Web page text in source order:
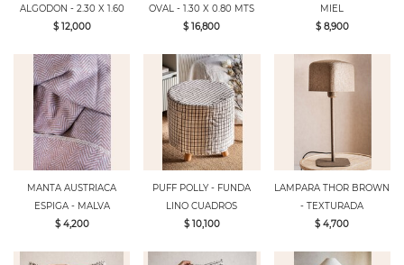
ALGODON - 2.30 X 1.60
$ 12,000
OVAL - 1.30 X 0.80 MTS
$ 16,800
MIEL
$ 8,900
MANTA AUSTRIACA
ESPIGA - MALVA
$ 4,200
PUFF POLLY - FUNDA
LINO CUADROS
$ 10,100
LAMPARA THOR BROWN
- TEXTURADA
$ 4,700